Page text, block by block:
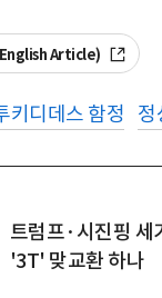
English Article)
키디데스 함정 정
트럼프·시진핑
'3T' 맞교환 하나